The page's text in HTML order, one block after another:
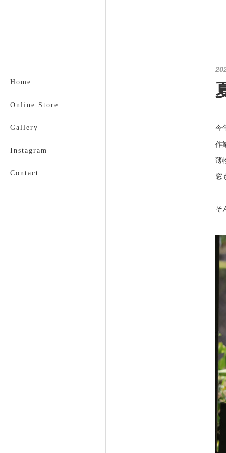
Home
Online Store
Gallery
Instagram
Contact
今
作
薄
窓
そ